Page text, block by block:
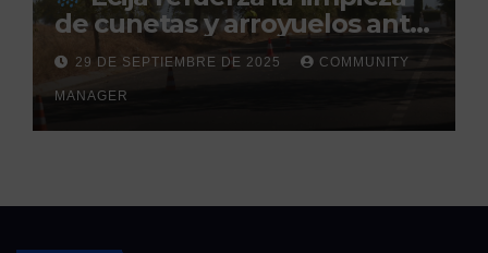
de cunetas y arroyuelos ante
la llegada de las lluvias
otoñales
29 DE SEPTIEMBRE DE 2025 COMMUNITY
MANAGER